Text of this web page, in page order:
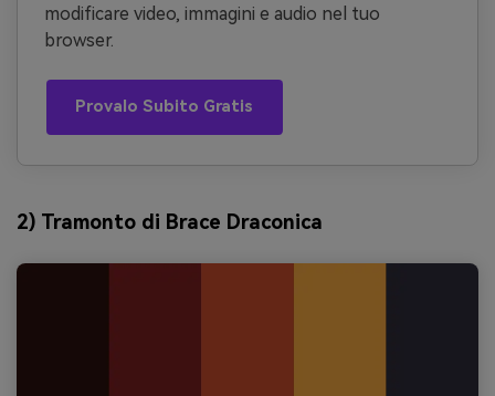
modificare video, immagini e audio nel tuo
browser.
Provalo Subito Gratis
2) Tramonto di Brace Draconica